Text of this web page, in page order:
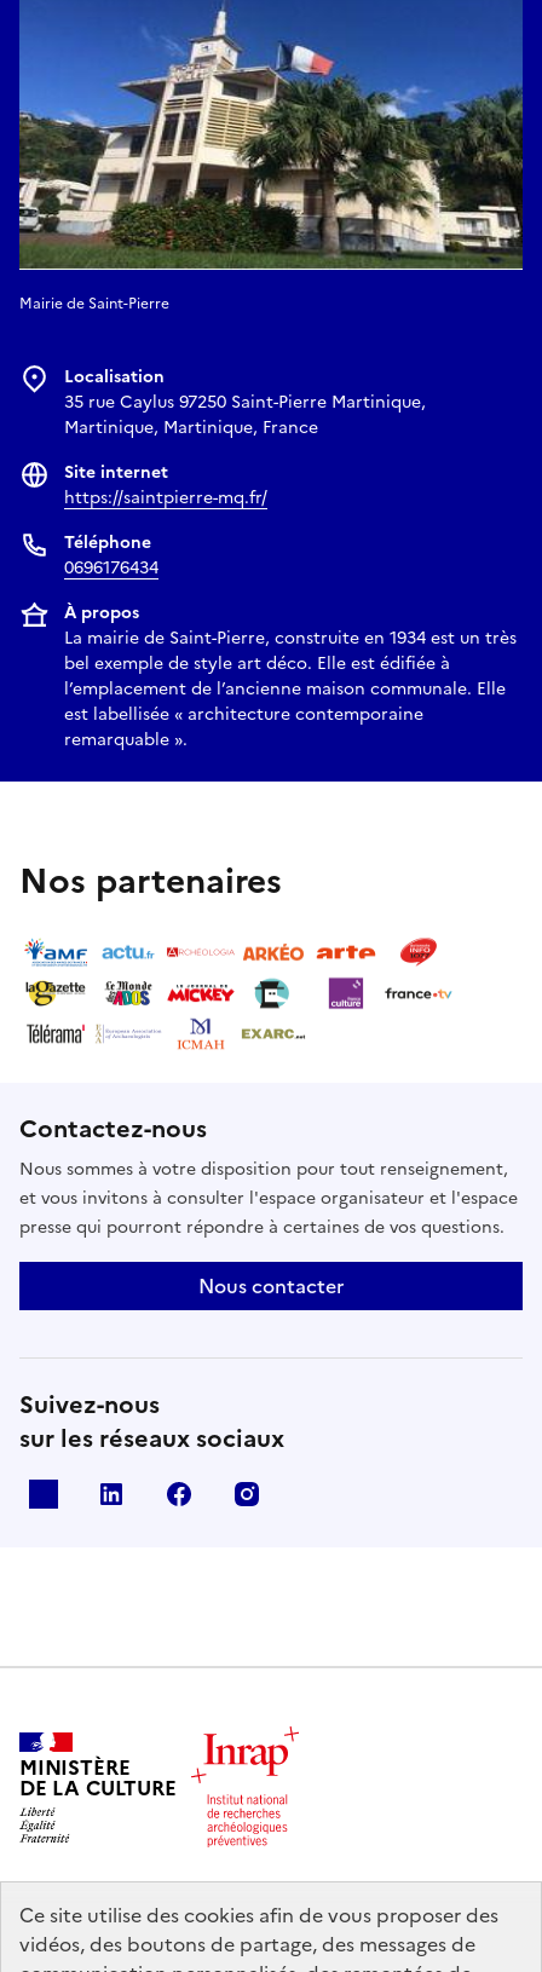
Ce site utilise des cookies afin de vous proposer des
vidéos, des boutons de partage, des messages de
Mairie de Saint-Pierre
Localisation
35 rue Caylus 97250 Saint-Pierre Martinique,
Martinique, Martinique, France
Site internet
https://saintpierre-mq.fr/
Téléphone
0696176434
À propos
La mairie de Saint-Pierre, construite en 1934 est un très
bel exemple de style art déco. Elle est édifiée à
l’emplacement de l’ancienne maison communale. Elle
est labellisée « architecture contemporaine
remarquable ».
Nos partenaires
Contactez-nous
Nous sommes à votre disposition pour tout renseignement,
et vous invitons à consulter l'espace organisateur et l'espace
presse qui pourront répondre à certaines de vos questions.
Nous contacter
Suivez-nous
sur les réseaux sociaux
Linkedin Facebook
MINISTÈRE
DE LA CULTURE
legifrance.gouv.fr info.gouv.fr